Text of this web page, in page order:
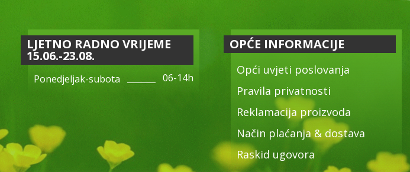
LJETNO RADNO VRIJEME
15.06.-23.08.
Ponedjeljak-subota 06-14h
OPĆE INFORMACIJE
Opći uvjeti poslovanja
Pravila privatnosti
Reklamacija proizvoda
Način plaćanja & dostava
Raskid ugovora